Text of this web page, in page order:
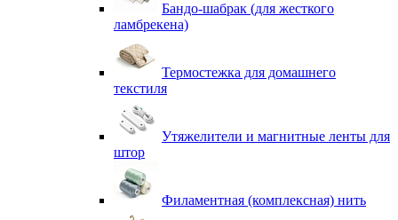
Бандо-шабрак (для жесткого
ламбрекена)
Термостежка для домашнего
текстиля
Утяжелители и магнитные ленты для
штор
Филаментная (комплексная) нить